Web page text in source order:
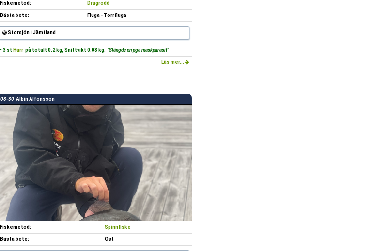
Fiskemetod: Dragrodd
Bästa bete: Fluga - Torrfluga
Storsjön i Jämtland
• 3 st Harr på totalt 0.2 kg, Snittvikt 0.08 kg. "Slängde en pga maskparasit"
Läs mer...
08-30 Albin Alfonsson
Fiskemetod: Spinnfiske
Bästa bete: Ost